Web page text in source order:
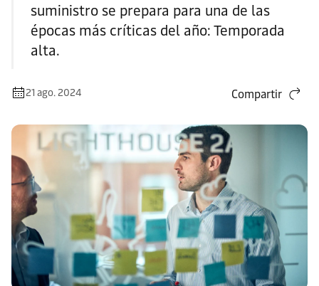
suministro se prepara para una de las
épocas más críticas del año: Temporada
alta.
21 ago. 2024 Compartir